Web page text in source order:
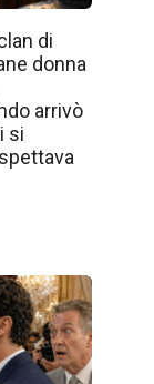
di
donna
arrivò
si